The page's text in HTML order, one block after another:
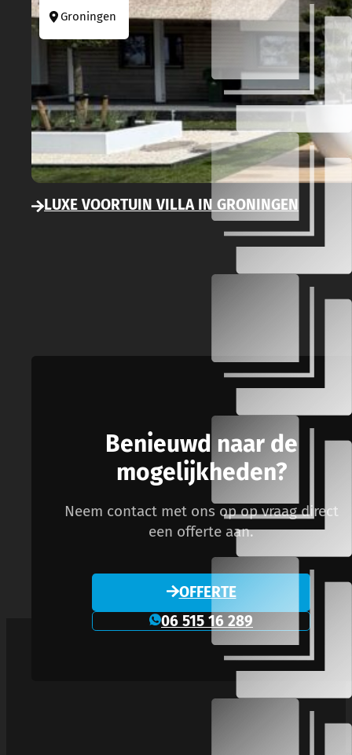
Groningen
LUXE VOORTUIN VILLA IN GRONINGEN
Benieuwd naar de
mogelijkheden?
Neem contact met ons op op vraag direct
een offerte aan.
OFFERTE
06 515 16 289